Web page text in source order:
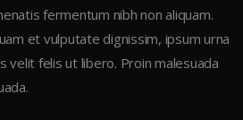
fermentum nibh non aliquam.
et vulputate dignissim, ipsum urna
velit felis ut libero. Proin malesuada